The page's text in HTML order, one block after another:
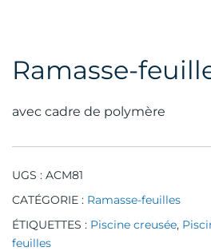
Ramasse-
avec cadre de polymère
UGS : ACM81
CATÉGORIE : Ramasse-feuilles
ÉTIQUETTES : Piscine creusée,
feuilles